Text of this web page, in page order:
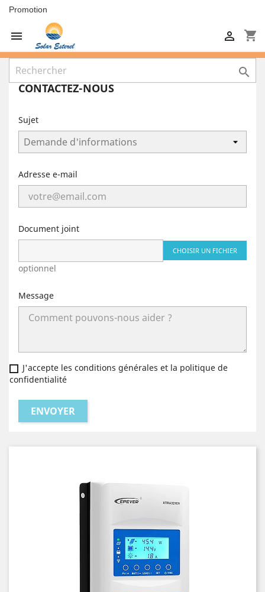
Promotion
 shopping_cart


CONTACTEZ-NOUS
Sujet
Adresse e-mail
Document joint
CHOISIR UN FICHIER
optionnel
Message
J'accepte les conditions générales et la politique de
confidentialité